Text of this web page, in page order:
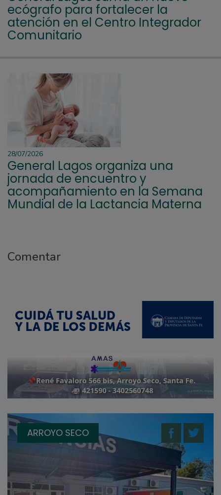
ecógrafo para fortalecer la
atención en el Centro Integrador
Comunitario
28/07/2026
General Lagos organiza una
jornada de encuentro y
acompañamiento en la Semana
Mundial de la Lactancia Materna
Comentar
ARROYO SECO